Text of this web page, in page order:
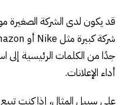
قد يكون لدى الشركة
جدًا من الكلمات الرئيسية إلى
أداء الإعلانات.
على سبيل المثال، إذا كنت